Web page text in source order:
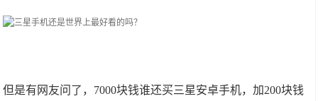
但是有网友问了，7000块钱谁还买三星安卓手机，加200块钱